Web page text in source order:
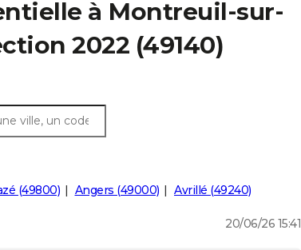
à Montreuil-sur-
2022 (49140)
(49800) Angers (49000) Avrillé (49240)
20/06/26 15:41